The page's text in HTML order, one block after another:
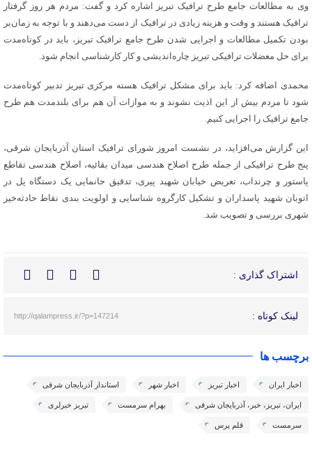
وی به مطالعات جامع طرح ترافیک تبریز اشاره کرد و گفت: مردم هر روز گرفتار
ترافیک هستند و وقت و هزینه زیادی در ترافیک از دست می‌دهند و با توجه به زمان‌بر
بودن تکمیل مطالعات و اجرایی شدن طرح جامع ترافیک تبریز، باید در کوتاه‌مدت
برای حل معضلات ترافیکی تبریز چاره‌اندیشی و کار کارشناسی انجام شود.
محمدی اضافه کرد: باید برای مشکل ترافیک هسته مرکزی تبریز تدبیر کوتاه‌مدت
شود تا مردم بیش از این اذیت نشوند و به موازات آن هم برای بلندمدت هم طرح
جامع ترافیک را اجرایی کنیم.
این گزارش می‌افزاید، در نشست امروز شورای ترافیک استان آذربایجان شرقی،
پنج طرح ترافیکی از جمله طرح اصلاح هندسی میدان بقائیه، اصلاح هندسی تقاطع
پاستور و چرنداب، تعریض خیابان شهید پیری، تدقیق جانمایی یک دستگاه پل در
اتوبان شهید پاسداران و تشکیل کارگروه شناسایی و اولویت بندی نقاط حادثه‌خیز
شهری بررسی و تصویب شد.
اشتراک گذاری :
لینک کوتاه : http://qalampress.ir/?p=147214
برچسب ها
اخبار ایران اخبار تبریز اخبار شهر استاندار آذربایجان شرقی
ایران، تبریز، خبر، آذربایجان شرقی بهرام سرمست تبریز خبرلری
سرمست قلم پرس